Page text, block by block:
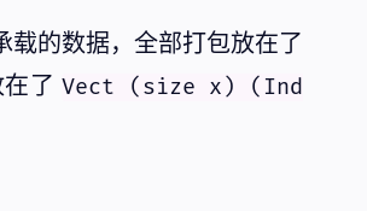
载的数据，全部打包放在了
在了Vect (size x) (Ind